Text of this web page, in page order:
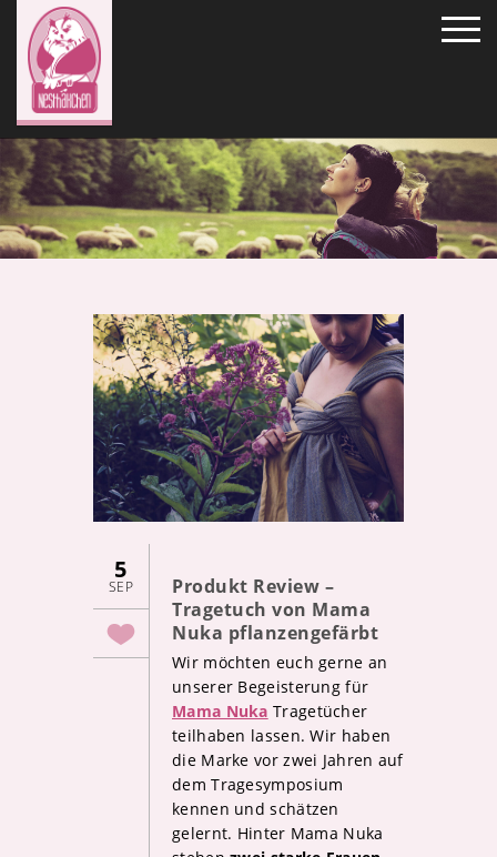
5
SEP
Produkt Review –
Tragetuch von Mama
Nuka pflanzengefärbt
Wir möchten euch gerne an
unserer Begeisterung für
Mama Nuka Tragetücher
teilhaben lassen. Wir haben
die Marke vor zwei Jahren auf
dem Tragesymposium
kennen und schätzen
gelernt. Hinter Mama Nuka